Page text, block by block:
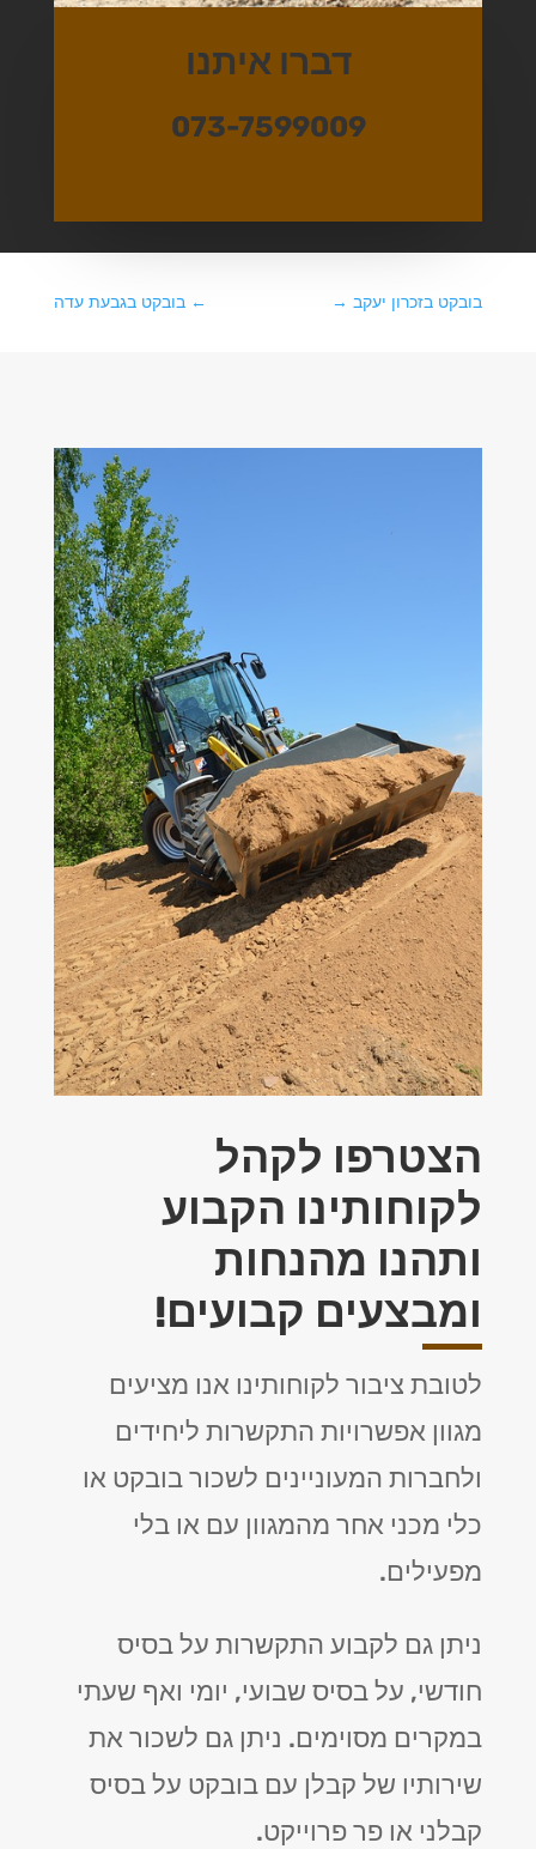
דברו איתנו
073-7599009
←בובקט בגבעת עדה בובקט בזכרון יעקב→
הצטרפו לקהל
לקוחותינו הקבוע
ותהנו מהנחות
ומבצעים קבועים!
לטובת ציבור לקוחותינו אנו מציעים
מגוון אפשרויות התקשרות ליחידים
ולחברות המעוניינים לשכור בובקט או
כלי מכני אחר מהמגוון עם או בלי
מפעילים.
ניתן גם לקבוע התקשרות על בסיס
חודשי, על בסיס שבועי, יומי ואף שעתי
במקרים מסוימים. ניתן גם לשכור את
שירותיו של קבלן עם בובקט על בסיס
קבלני או פר פרוייקט.